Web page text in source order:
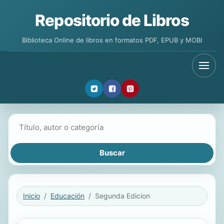
Repositorio de Libros
Biblioteca Online de libros en formatos PDF, EPUB y MOBI
Inicio Educación Segunda Edicion